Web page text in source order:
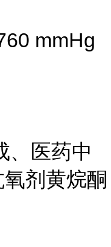
mmHg
、医药中
剂黄烷酮